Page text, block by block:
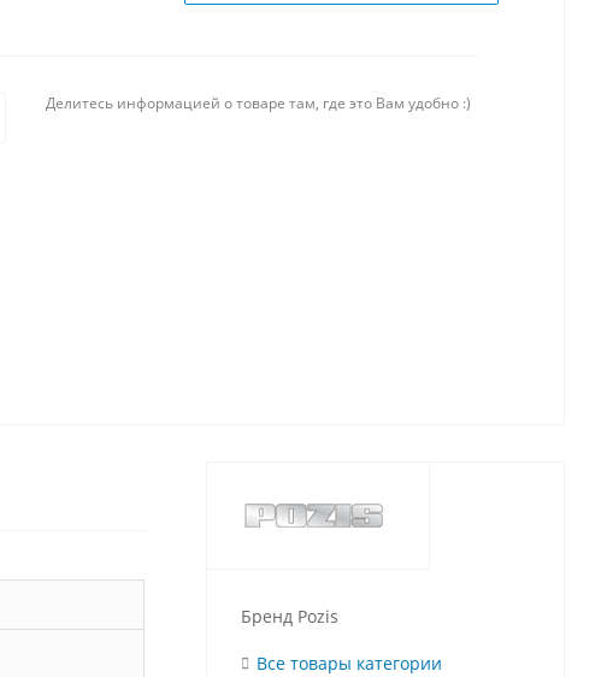
Делитесь информацией о товаре там, где это Вам удобно :)
Бренд Pozis
Все товары категории